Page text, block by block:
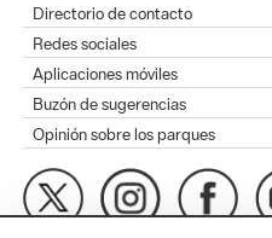
Directorio de contacto
Redes sociales
Aplicaciones móviles
Buzón de sugerencias
Opinión sobre los parques